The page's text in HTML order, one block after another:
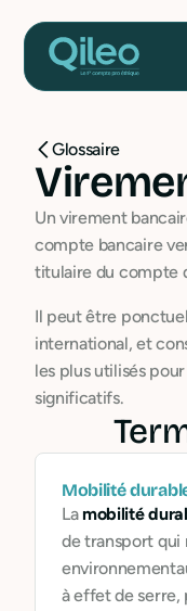
Glossaire
Un virement
compte bancaire
titulaire du compte
Il peut être
international, et
les plus utilisés
significatifs.
Mobilité
Lamobilité
de transport qui
à effet de serre,